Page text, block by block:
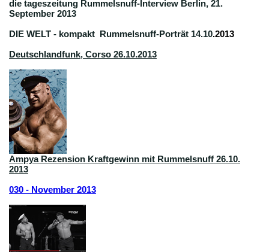
die tageszeitung Rummelsnuff-Interview Berlin, 21.
September 2013
DIE WELT - kompakt Rummelsnuff-Porträt 14.10.2013
Deutschlandfunk, Corso 26.10.2013
Ampya Rezension Kraftgewinn mit Rummelsnuff 26.10.
2013
030 - November 2013